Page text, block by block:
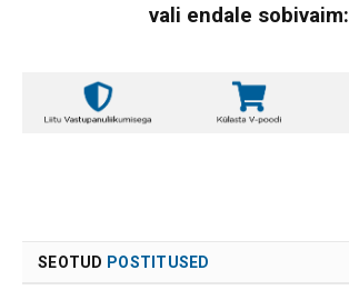
vali endale sobivaim:
SEOTUD POSTITUSED